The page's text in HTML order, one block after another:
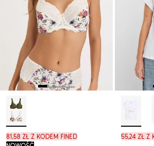
81,58 zł z kodem FINED
55,24 zł z